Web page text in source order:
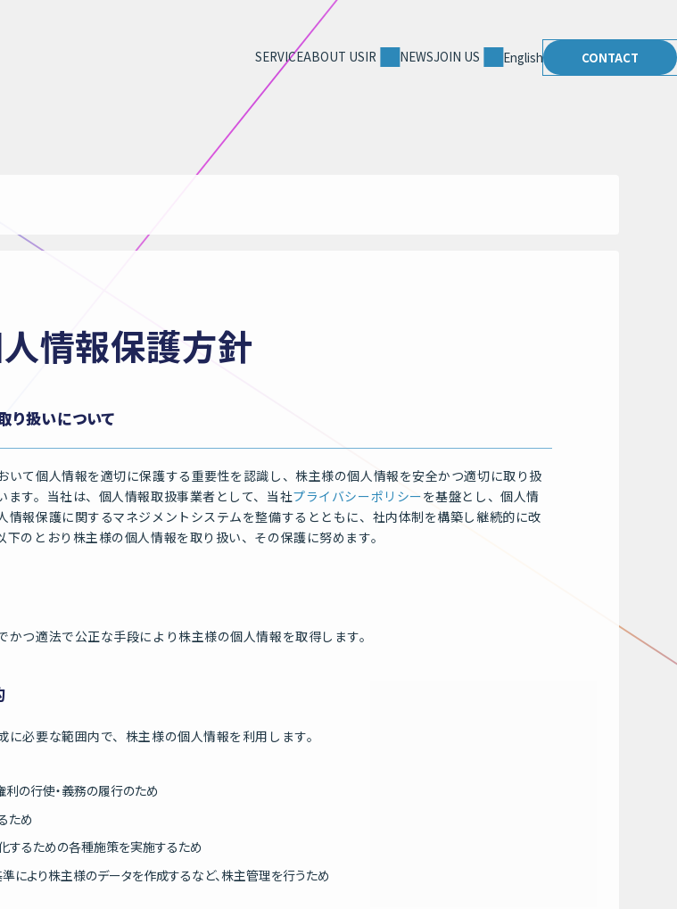
SERVICEABOUT USIR NEWSJOIN US English CONTACT
情報保護方針
り扱いについて
いて個人情報を適切に保護する重要性を認識し、株主様の個人情報を安全かつ適切に取り扱
ます。当社は、個人情報取扱事業者として、当社プライバシーポリシーを基盤とし、個人情
情報保護に関するマネジメントシステムを整備するとともに、社内体制を構築し継続的に改
のとおり株主様の個人情報を取り扱い、その保護に努めます。
かつ適法で公正な手段により株主様の個人情報を取得します。
必要な範囲内で、株主様の個人情報を利用します。
の行使・義務の履行のため
ため
するための各種施策を実施するため
により株主様のデータを作成するなど、株主管理を行うため